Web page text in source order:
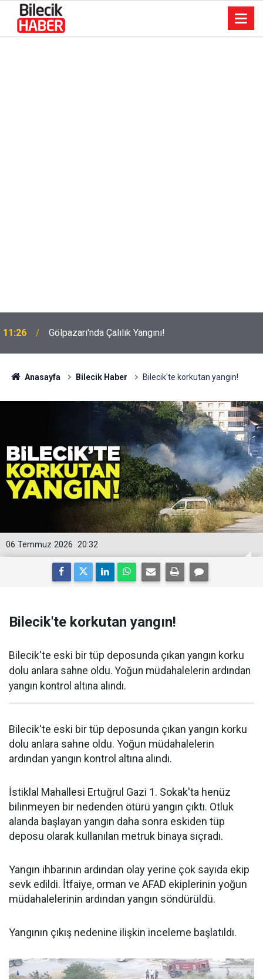
11:26 Gölpazarı'nda Çalılık Yangını!
Anasayfa Bilecik Haber Bilecik'te korkutan yangın!
20:32
06 Temmuz 2026
Bilecik'te korkutan yangın!
Bilecik'te eski bir tüp deposunda çıkan yangın korku
dolu anlara sahne oldu. Yoğun müdahalelerin ardından
yangın kontrol altına alındı.
Bilecik'te eski bir tüp deposunda çıkan yangın korku
dolu anlara sahne oldu. Yoğun müdahalelerin
ardından yangın kontrol altına alındı.
İstiklal Mahallesi Ertuğrul Gazi 1. Sokak'ta henüz
bilinmeyen bir nedenden ötürü yangın çıktı. Otluk
alanda başlayan yangın daha sonra eskiden tüp
deposu olarak kullanılan metruk binaya sıçradı.
Yangın ihbarının ardından olay yerine çok sayıda ekip
sevk edildi. İtfaiye, orman ve AFAD ekiplerinin yoğun
müdahalelerinin ardından yangın söndürüldü.
Yangının çıkış nedenine ilişkin inceleme başlatıldı.